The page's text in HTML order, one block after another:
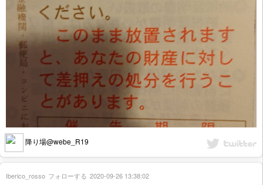
降り場@webe_R19
Iberico_rosso フォローする 2020-09-26 13:38:02